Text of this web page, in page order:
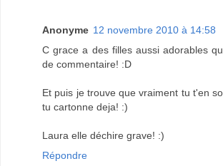
Anonyme 12 novembre 2010 à 14:58
C grace a des filles aussi adorables
de commentaire! :D
Et puis je trouve que vraiment tu t'en
tu cartonne deja! :)
Laura elle déchire grave! :)
Répondre